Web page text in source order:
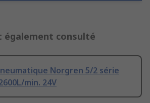
également consulté
Norgren 5/2 série
min. 24V